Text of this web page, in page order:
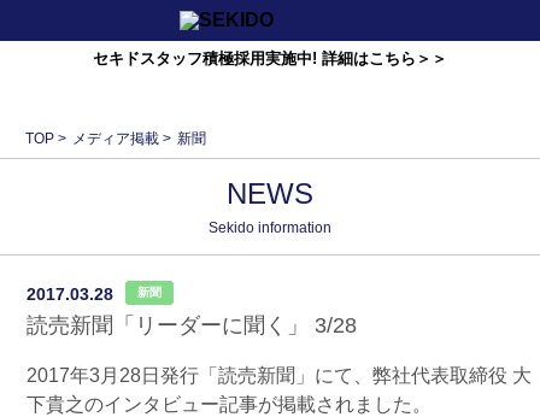
セキドスタッフ積極採用実施中! 詳細はこちら＞＞
TOP > メディア掲載 > 新聞
NEWS
Sekido information
2017.03.28 新聞
読売新聞「リーダーに聞く」 3/28
2017年3月28日発行「読売新聞」にて、弊社代表取締役 大
下貴之のインタビュー記事が掲載されました。